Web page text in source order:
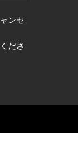
ンセ
ださ